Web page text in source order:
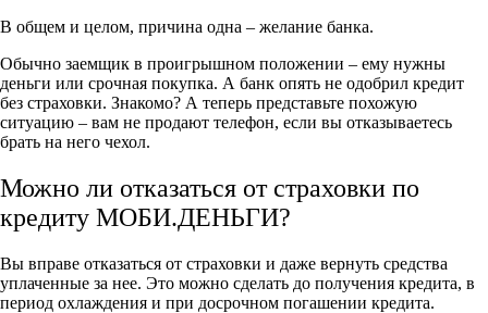
В общем и целом, причина одна – желание банка.
Обычно заемщик в проигрышном положении – ему нужны
деньги или срочная покупка. А банк опять не одобрил кредит
без страховки. Знакомо? А теперь представьте похожую
ситуацию – вам не продают телефон, если вы отказываетесь
брать на него чехол.
Можно ли отказаться от страховки по
кредиту МОБИ.ДЕНЬГИ?
Вы вправе отказаться от страховки и даже вернуть средства
уплаченные за нее. Это можно сделать до получения кредита, в
период охлаждения и при досрочном погашении кредита.